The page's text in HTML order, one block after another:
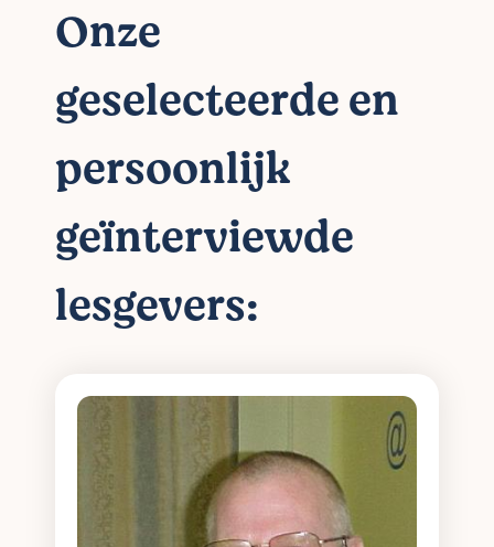
Onze
geselecteerde en
persoonlijk
geïnterviewde
lesgevers: